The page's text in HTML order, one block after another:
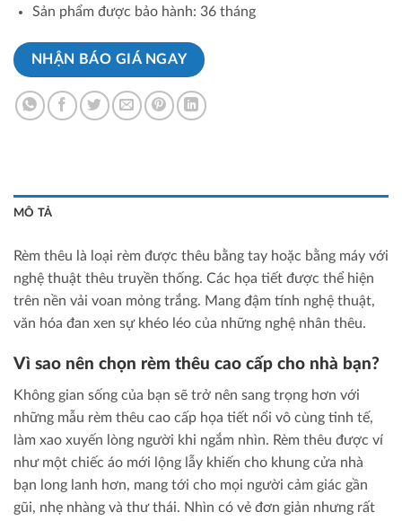
Sản phẩm được bảo hành: 36 tháng
NHẬN BÁO GIÁ NGAY
MÔ TẢ
Rèm thêu là loại rèm được thêu bằng tay hoặc bằng máy với
nghệ thuật thêu truyền thống. Các họa tiết được thể hiện
trên nền vải voan mỏng trắng. Mang đậm tính nghệ thuật,
văn hóa đan xen sự khéo léo của những nghệ nhân thêu.
Vì sao nên chọn rèm thêu cao cấp cho nhà bạn?
Không gian sống của bạn sẽ trở nên sang trọng hơn với
những mẫu rèm thêu cao cấp họa tiết nổi vô cùng tinh tế,
làm xao xuyến lòng người khi ngắm nhìn. Rèm thêu được ví
như một chiếc áo mới lộng lẫy khiến cho khung cửa nhà
bạn long lanh hơn, mang tới cho mọi người cảm giác gần
gũi, nhẹ nhàng và thư thái. Nhìn có vẻ đơn giản nhưng rất